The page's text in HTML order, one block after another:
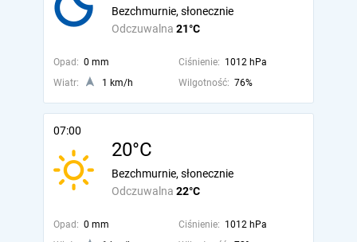
Odczuwalna 21°C
Bezchmurnie, słonecznie
Opad: 0 mm Ciśnienie: 1012 hPa
Wiatr:
1 km/h Wilgotność: 76%
07:00
20°C
Odczuwalna 22°C
Bezchmurnie, słonecznie
Opad: 0 mm Ciśnienie: 1012 hPa